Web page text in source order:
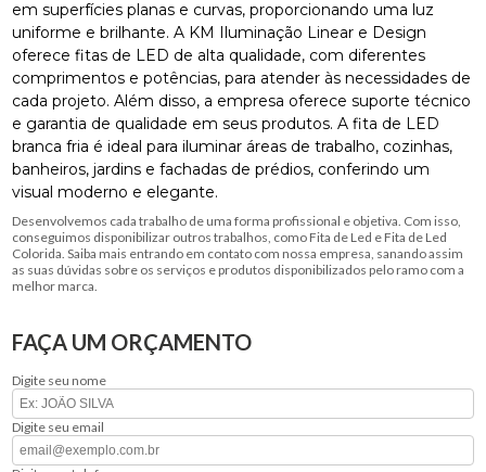
em superfícies planas e curvas, proporcionando uma luz
uniforme e brilhante. A KM Iluminação Linear e Design
oferece fitas de LED de alta qualidade, com diferentes
comprimentos e potências, para atender às necessidades de
cada projeto. Além disso, a empresa oferece suporte técnico
e garantia de qualidade em seus produtos. A fita de LED
branca fria é ideal para iluminar áreas de trabalho, cozinhas,
banheiros, jardins e fachadas de prédios, conferindo um
visual moderno e elegante.
Desenvolvemos cada trabalho de uma forma profissional e objetiva. Com isso,
conseguimos disponibilizar outros trabalhos, como Fita de Led e Fita de Led
Colorida. Saiba mais entrando em contato com nossa empresa, sanando assim
as suas dúvidas sobre os serviços e produtos disponibilizados pelo ramo com a
melhor marca.
FAÇA UM ORÇAMENTO
Digite seu nome
Digite seu email